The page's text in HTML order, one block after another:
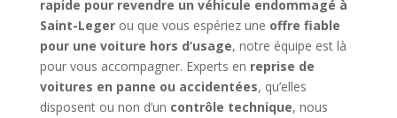
rapide pour revendre un véhicule endommagé à
Saint-Legerou que vous espériez une offre fiable
pour une voiture hors d’usage, notre équipe est là
pour vous accompagner. Experts en reprise de
voitures en panne ou accidentées, qu’elles
disposent ou non d’un contrôle technique, nous